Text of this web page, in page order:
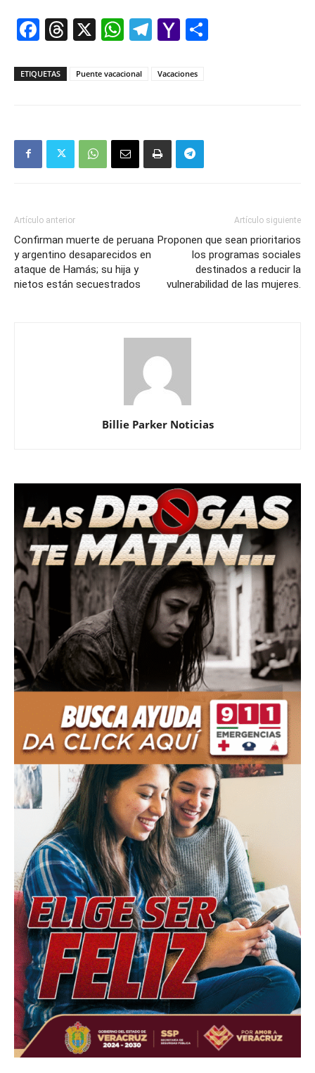
Facebook
Threads
X WhatsApp
Telegram
Yahoo
ETIQUETAS Puente vacacional Vacaciones
Artículo anterior
Confirman muerte de peruana
y argentino desaparecidos en
ataque de Hamás; su hija y
nietos están secuestrados
Artículo siguiente
Proponen que sean prioritarios
los programas sociales
destinados a reducir la
vulnerabilidad de las mujeres.
Billie Parker Noticias